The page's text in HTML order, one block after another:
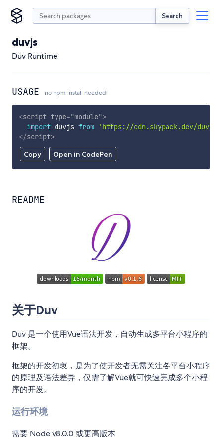
Search
duvjs
Duv Runtime
USAGE no npm install needed!
Copy Open in CodePen
<script type="module">
import duvjs from 'https://cdn.skypack.dev/duvjs'
</script>
README
关于Duv
Duv 是一个使用Vue语法开发，自动生成多平台小程序的
框架。
框架的开发初衷，是为了使开发者无需关注各平台小程序
的原理及语法差异，仅需了解Vue就可快速完成多个小程
序的开发。
运行环境
需要 Node v8.0.0 或更高版本